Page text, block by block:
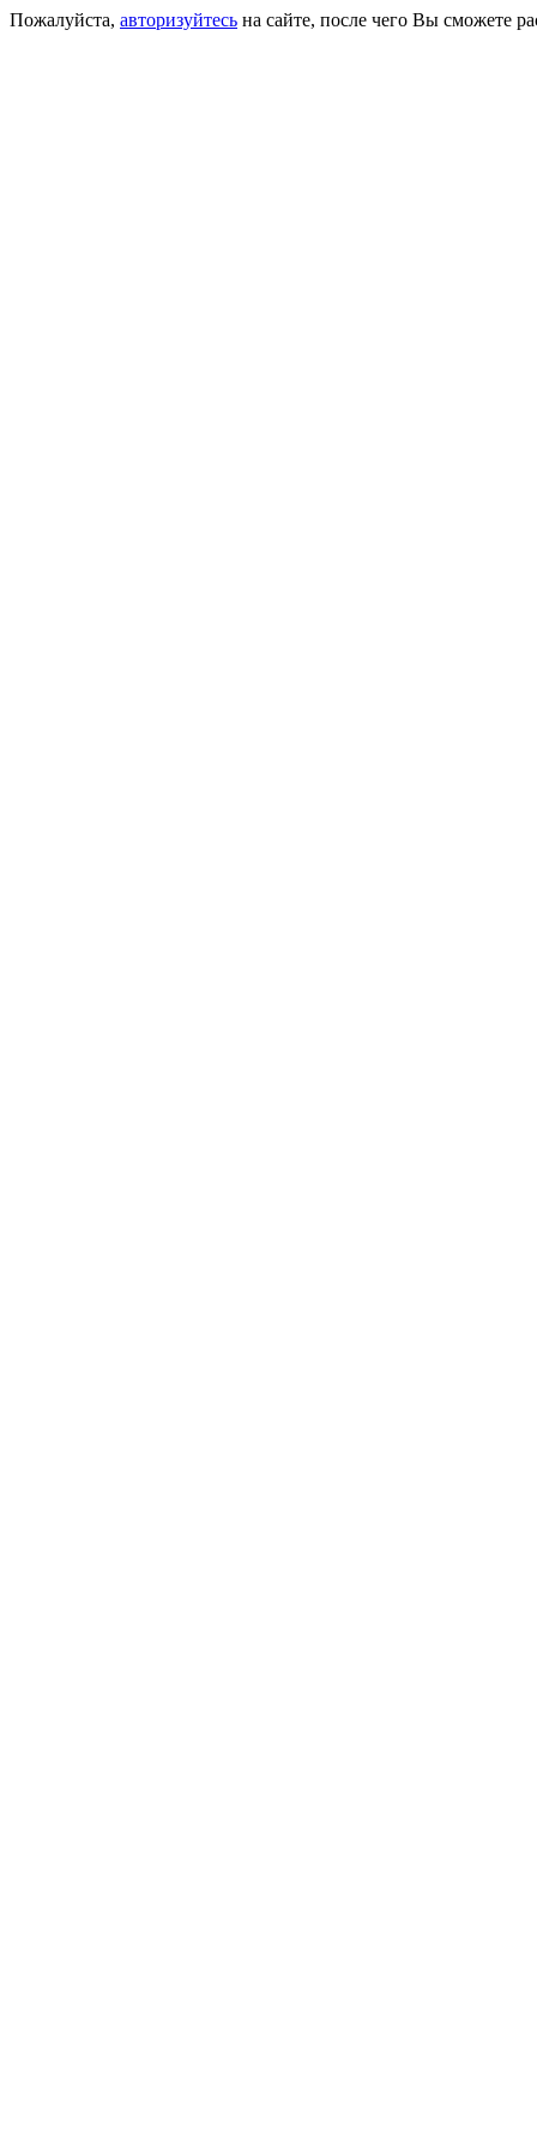
Пожалуйста, авторизуйтесь на сайте, после чего Вы сможете